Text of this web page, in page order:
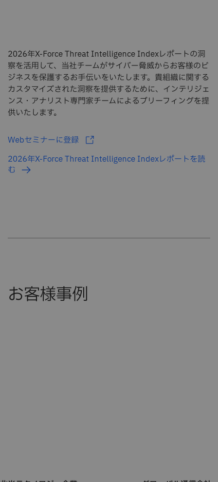
2026年X-Force Threat Intelligence Indexレポートの洞
察を活用して、当社チームがサイバー脅威からお客様のビ
ジネスを保護するお手伝いをいたします。貴組織に関する
カスタマイズされた洞察を提供するために、インテリジェ
ンス・アナリスト専門家チームによるブリーフィングを提
供いたします。
Webセミナーに登録
2026年X-Force Threat Intelligence Indexレポートを読
む